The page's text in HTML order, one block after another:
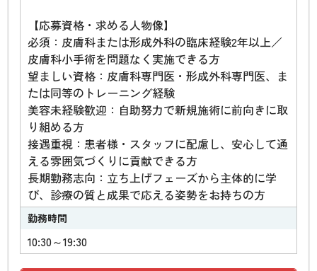
【応募資格・求める人物像】
必須：皮膚科または形成外科の臨床経験2年以上／
皮膚科小手術を問題なく実施できる方
望ましい資格：皮膚科専門医・形成外科専門医、ま
たは同等のトレーニング経験
美容未経験歓迎：自助努力で新規施術に前向きに取
り組める方
接遇重視：患者様・スタッフに配慮し、安心して通
える雰囲気づくりに貢献できる方
長期勤務志向：立ち上げフェーズから主体的に学
び、診療の質と成果で応える姿勢をお持ちの方
勤務時間
10:30～19:30